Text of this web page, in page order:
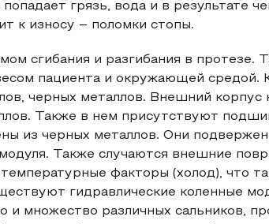
грязь, вода и в результате
к износу – поломки стопы.
сгибания и разгибания в протезе.
пациента и окружающей средой.
черных металлов. Внешний корпус
Также в нем присутствуют
из черных металлов. Они
Также случаются внешние
факторы (холод), что
гидравлические коленные
и множество различных сальников,